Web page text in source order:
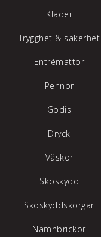
Kläder
Trygghet & säkerhet
Entrémattor
Pennor
Godis
Dryck
Väskor
Skoskydd
Skoskyddskorgar
Namnbrickor